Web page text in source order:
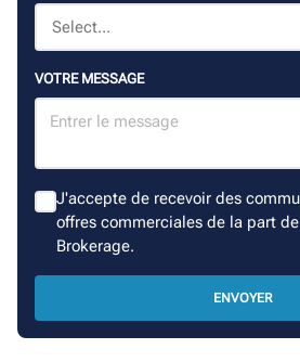
VOTRE MESSAGE
J'accepte de recevoir des
offres commerciales de la part
Brokerage.
ENVOYER